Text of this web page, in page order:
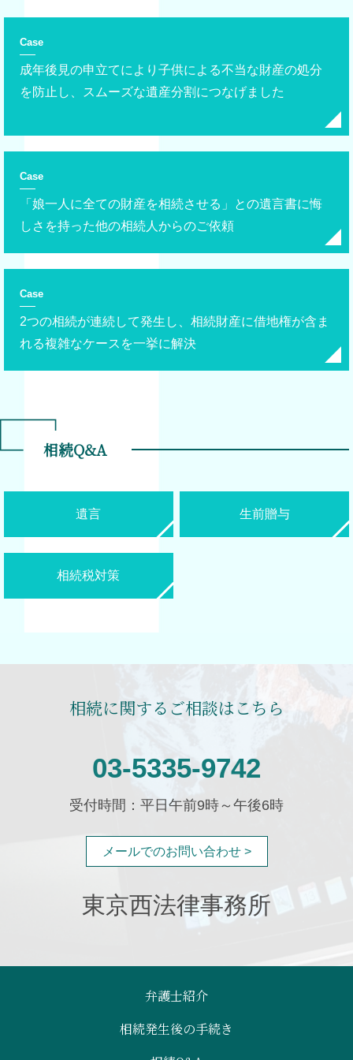
Case
成年後見の申立てにより子供による不当な財産の処分
を防止し、スムーズな遺産分割につなげました
Case
「娘一人に全ての財産を相続させる」との遺言書に悔
しさを持った他の相続人からのご依頼
Case
2つの相続が連続して発生し、相続財産に借地権が含ま
れる複雑なケースを一挙に解決
相続Q&A
遺言 生前贈与
相続税対策
相続に関するご相談はこちら
03-5335-9742
受付時間：平日午前9時～午後6時
メールでのお問い合わせ >
東京西法律事務所
弁護士紹介
相続発生後の手続き